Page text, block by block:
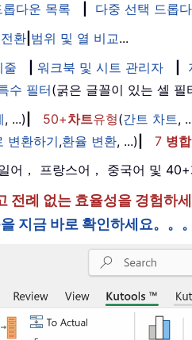
다운 목록 다중 선택 드롭
환 범위 및 열 비교...
줄 워크북 및 시트 관리자
수 필터(굵은 글꼴이 있는 셀 필
, ...) 50+차트유형(간트 차트,
변환하기,환율 변환, ...) 7 병
， 프랑스어， 중국어 및 40+
례 없는 효율성을 경험하세
지금 바로 확인하세요。。。